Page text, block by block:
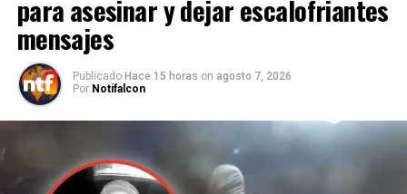
para asesinar y dejar escalofriantes
mensajes
Publicado Hace 15 horas on agosto 7, 2026
Por Notifalcon